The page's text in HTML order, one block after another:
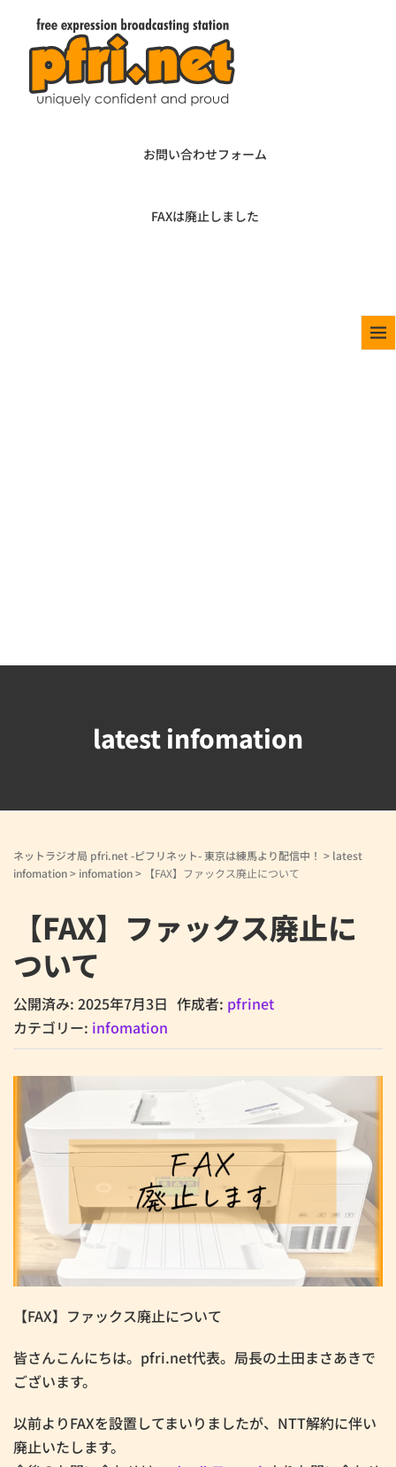
お問い合わせフォーム
FAXは廃止しました
latest infomation
ネットラジオ局 pfri.net -ピフリネット- 東京は練馬より配信中！ > latest
infomation> infomation> 【FAX】ファックス廃止について
【FAX】ファックス廃止に
ついて
公開済み: 2025年7月3日 作成者: pfrinet
カテゴリー: infomation
【FAX】ファックス廃止について
皆さんこんにちは。pfri.net代表。局長の土田まさあきで
ございます。
以前よりFAXを設置してまいりましたが、NTT解約に伴い
廃止いたします。